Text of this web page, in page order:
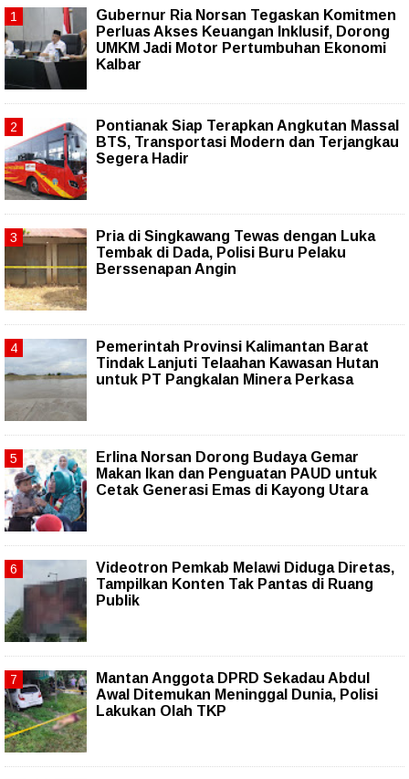
Gubernur Ria Norsan Tegaskan Komitmen
Perluas Akses Keuangan Inklusif, Dorong
UMKM Jadi Motor Pertumbuhan Ekonomi
Kalbar
Pontianak Siap Terapkan Angkutan Massal
BTS, Transportasi Modern dan Terjangkau
Segera Hadir
Pria di Singkawang Tewas dengan Luka
Tembak di Dada, Polisi Buru Pelaku
Berssenapan Angin
Pemerintah Provinsi Kalimantan Barat
Tindak Lanjuti Telaahan Kawasan Hutan
untuk PT Pangkalan Minera Perkasa
Erlina Norsan Dorong Budaya Gemar
Makan Ikan dan Penguatan PAUD untuk
Cetak Generasi Emas di Kayong Utara
Videotron Pemkab Melawi Diduga Diretas,
Tampilkan Konten Tak Pantas di Ruang
Publik
Mantan Anggota DPRD Sekadau Abdul
Awal Ditemukan Meninggal Dunia, Polisi
Lakukan Olah TKP